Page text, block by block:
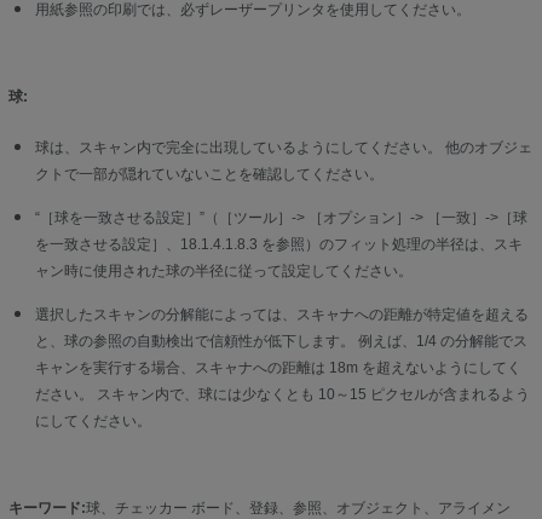
用紙参照の印刷では、必ずレーザープリンタを使用してください。
球:
球は、スキャン内で完全に出現しているようにしてください。 他のオブジェ
クトで一部が隠れていないことを確認してください。
“［球を一致させる設定］”（［ツール］-> ［オプション］-> ［一致］->［球
を一致させる設定］、18.1.4.1.8.3 を参照）のフィット処理の半径は、スキ
ャン時に使用された球の半径に従って設定してください。
選択したスキャンの分解能によっては、スキャナへの距離が特定値を超える
と、球の参照の自動検出で信頼性が低下します。 例えば、1/4 の分解能でス
キャンを実行する場合、スキャナへの距離は 18m を超えないようにしてく
ださい。 スキャン内で、球には少なくとも 10～15 ピクセルが含まれるよう
にしてください。
キーワード:球、チェッカー ボード、登録、参照、オブジェクト、アライメン